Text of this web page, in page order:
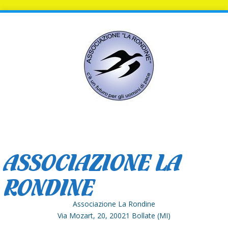
ASSOCIAZIONE LA
RONDINE
Associazione La Rondine
Via Mozart, 20, 20021 Bollate (MI)